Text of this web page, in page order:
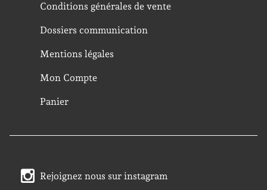
Conditions générales de vente
Dossiers communication
Mentions légales
Mon Compte
Panier
Rejoignez nous sur instagram